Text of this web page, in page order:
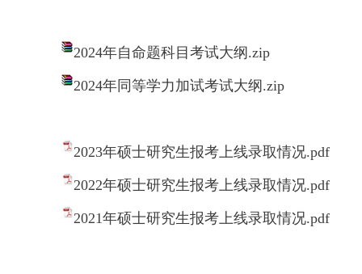
2024年自命题科目考试大纲.zip
2024年同等学力加试考试大纲.zip
2023年硕士研究生报考上线录取情况.pdf
2022年硕士研究生报考上线录取情况.pdf
2021年硕士研究生报考上线录取情况.pdf